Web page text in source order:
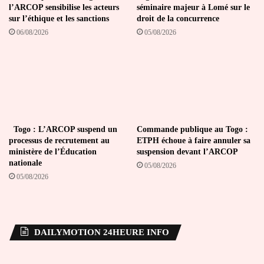
l’ARCOP sensibilise les acteurs
sur l’éthique et les sanctions
06/08/2026
séminaire majeur à Lomé sur le
droit de la concurrence
05/08/2026
Togo : L’ARCOP suspend un
processus de recrutement au
ministère de l’Éducation
nationale
05/08/2026
Commande publique au Togo :
ETPH échoue à faire annuler sa
suspension devant l’ARCOP
05/08/2026
DAILYMOTION 24HEURE INFO